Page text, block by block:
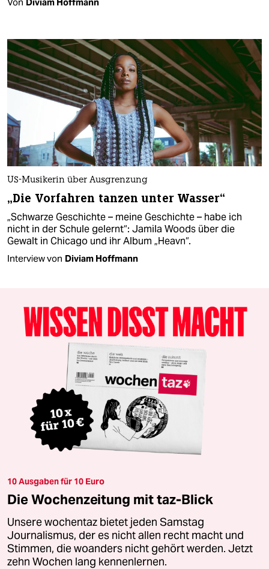
US-Musikerin über Ausgrenzung
„Die Vorfahren tanzen unter Wasser“
„Schwarze Geschichte – meine Geschichte – habe ich
nicht in der Schule gelernt“: Jamila Woods über die
Gewalt in Chicago und ihr Album „Heavn“.
Interview von Diviam Hoffmann
10 Ausgaben für 10 Euro
Die Wochenzeitung mit taz-Blick
Unsere wochentaz bietet jeden Samstag
Journalismus, der es nicht allen recht macht und
Stimmen, die woanders nicht gehört werden. Jetzt
zehn Wochen lang kennenlernen.